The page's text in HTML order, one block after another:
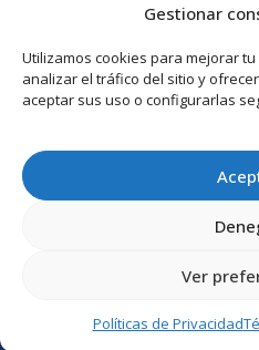
Gestionar
Utilizamos cookies para mejorar
analizar el tráfico del sitio y
aceptar sus uso o configurarlas
Ver
Políticas de Privacidad
Viernes 8:30
Atención
Lunes a jueves de